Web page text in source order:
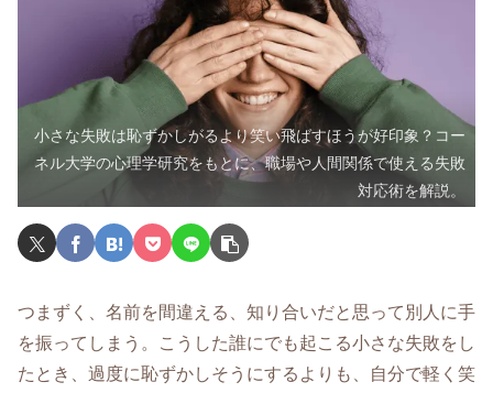
小さな失敗は恥ずかしがるより笑い飛ばすほうが好印象？コー
ネル大学の心理学研究をもとに、職場や人間関係で使える失敗
対応術を解説。
つまずく、名前を間違える、知り合いだと思って別人に手
を振ってしまう。こうした誰にでも起こる小さな失敗をし
たとき、過度に恥ずかしそうにするよりも、自分で軽く笑